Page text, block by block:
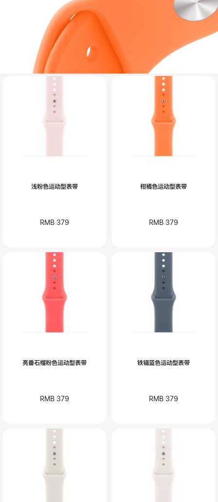
浅粉色运动型表带
RMB 379
柑橘色运动型表带
RMB 379
亮番石榴粉色运动型表带
RMB 379
铁锚蓝色运动型表带
RMB 379